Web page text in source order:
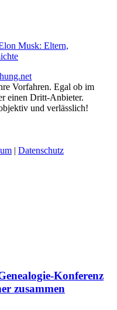
Musk: Eltern,
Vorfahren. Egal ob im
einen Dritt-Anbieter.
und verlässlich!
| Datenschutz
Konferenz
zusammen